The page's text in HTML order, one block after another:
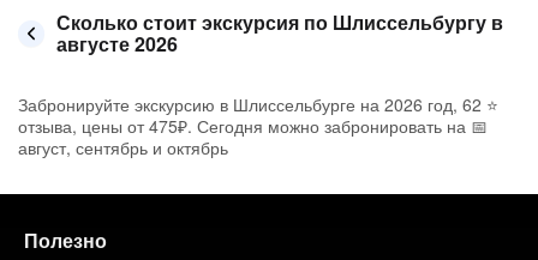
Сколько стоит экскурсия по Шлиссельбургу в
августе 2026
Забронируйте экскурсию в Шлиссельбурге на 2026 год, 62 ⭐
отзыва, цены от 475₽. Сегодня можно забронировать на 📅
август, сентябрь и октябрь
Полезно